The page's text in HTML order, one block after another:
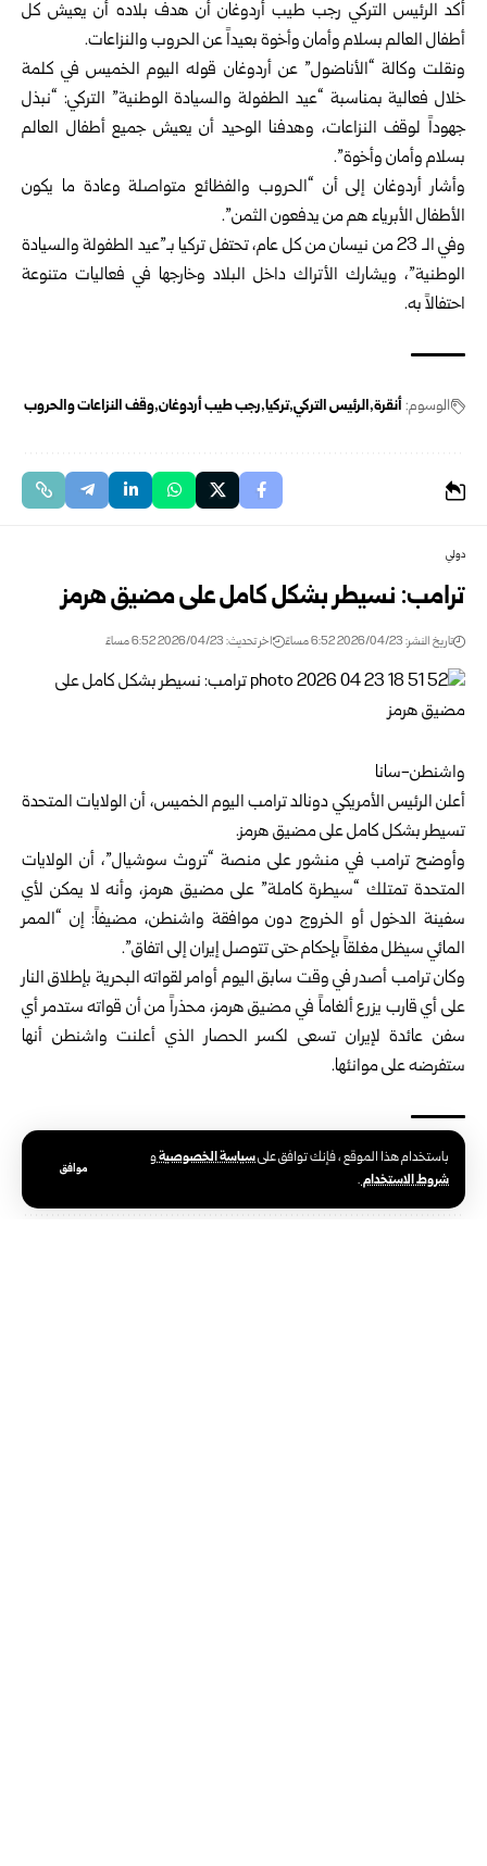
باستخدام هذا الموقع ، فإنك توافق علىسياسة الخصوصيةو
شروط الاستخدام.
موافق
أكد الرئيس التركي رجب طيب أردوغان أن هدف بلاده أن يعيش كل
أطفال العالم بسلام وأمان وأخوة بعيداً عن الحروب والنزاعات.
ونقلت وكالة “الأناضول” عن أردوغان قوله اليوم الخميس في كلمة
خلال فعالية بمناسبة “عيد الطفولة والسيادة الوطنية” التركي: “نبذل
جهوداً لوقف النزاعات، وهدفنا الوحيد أن يعيش جميع أطفال العالم
بسلام وأمان وأخوة”.
وأشار أردوغان إلى أن “الحروب والفظائع متواصلة وعادة ما يكون
الأطفال الأبرياء هم من يدفعون الثمن”.
وفي الـ 23 من نيسان من كل عام، تحتفل تركيا بـ”عيد الطفولة والسيادة
الوطنية”، ويشارك الأتراك داخل البلاد وخارجها في فعاليات متنوعة
احتفالاً به.
الوسوم: أنقرة الرئيس التركي تركيا رجب طيب أردوغان وقف النزاعات والحروب
دولي
ترامب: نسيطر بشكل كامل على مضيق هرمز
تاريخ النشر: 2026/04/23 6:52 مساءً اخر تحديث: 2026/04/23 6:52 مساءً
واشنطن-سانا
أعلن الرئيس الأمريكي ‌دونالد ترامب اليوم الخميس، أن الولايات ⁠المتحدة
تسيطر بشكل كامل علىمضيق هرمز.
وأوضح ترامب في منشور على منصة “تروث سوشيال”، أن الولايات
المتحدة تمتلك “سيطرة كاملة” على مضيق هرمز، وأنه لا يمكن لأي
سفينة الدخول أو الخروج دون موافقة واشنطن، مضيفاً: إن “الممر
المائي سيظل مغلقاً بإحكام ⁠حتى تتوصل إيران إلى ⁠اتفاق”.
وكان ترامب أصدر في وقت سابق اليوم أوامر لقواته البحرية بإطلاق النار
على أي قارب يزرع ألغاماً في مضيق هرمز، محذراً من أن قواته ستدمر أي
سفن عائدة لإيران تسعى لكسر الحصار الذي أعلنت واشنطن أنها
ستفرضه على موانئها.
الوسوم: الرئيس الأمريكي ‌دونالد ترامب مضيق هرمز